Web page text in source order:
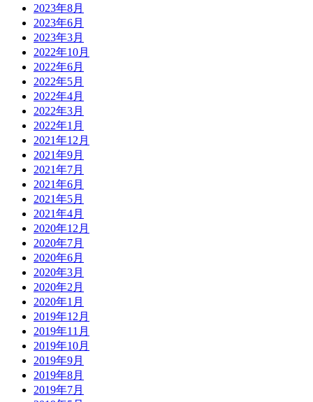
2023年8月
2023年6月
2023年3月
2022年10月
2022年6月
2022年5月
2022年4月
2022年3月
2022年1月
2021年12月
2021年9月
2021年7月
2021年6月
2021年5月
2021年4月
2020年12月
2020年7月
2020年6月
2020年3月
2020年2月
2020年1月
2019年12月
2019年11月
2019年10月
2019年9月
2019年8月
2019年7月